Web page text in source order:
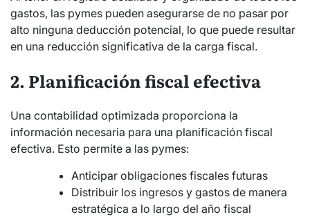
gastos, las pymes pueden asegurarse de no pasar por
alto ninguna deducción potencial, lo que puede resultar
en una reducción significativa de la carga fiscal.
2. Planificación fiscal efectiva
Una contabilidad optimizada proporciona la
información necesaria para una planificación fiscal
efectiva. Esto permite a las pymes:
Anticipar obligaciones fiscales futuras
Distribuir los ingresos y gastos de manera
estratégica a lo largo del año fiscal